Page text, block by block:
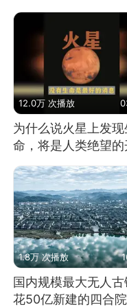
12.0万 次播放
为什么说火星上发现
命，将是人类绝望的
1.8万 次播放
国内规模最大无人古
花50亿新建的四合